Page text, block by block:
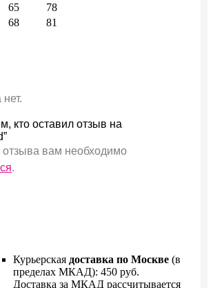
65
78
68 81
кто оставил отзыв на
отзыва вам необходимо
.
Курьерская доставка по Москве (в
пределах МКАД): 450 руб.
Доставка за МКАД рассчитывается